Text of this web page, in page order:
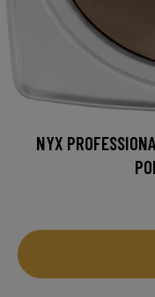
NYX